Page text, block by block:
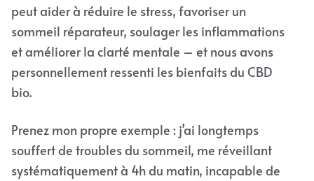
peut aider à réduire le stress, favoriser un
sommeil réparateur, soulager les inflammations
et améliorer la clarté mentale – et nous avons
personnellement ressenti les bienfaits du CBD
bio.
Prenez mon propre exemple : j’ai longtemps
souffert de troubles du sommeil, me réveillant
systématiquement à 4h du matin, incapable de